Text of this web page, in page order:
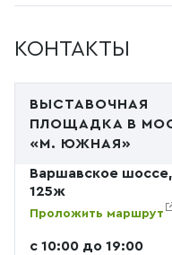
09 ПРОФ до 07.2023
КОНТАКТЫ
ВЫСТАВОЧНАЯ
ПЛОЩАДКА В
«М. ЮЖНАЯ»
Варшавское
125ж
Проложить маршрут
с 10:00 до 19:00